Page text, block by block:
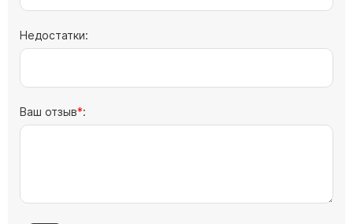
Буквы из латуни
Ограды металл
Недостатки:
Ваш отзыв :